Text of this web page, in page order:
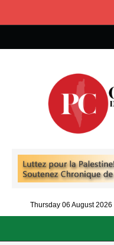
Thursday 06 August 2026